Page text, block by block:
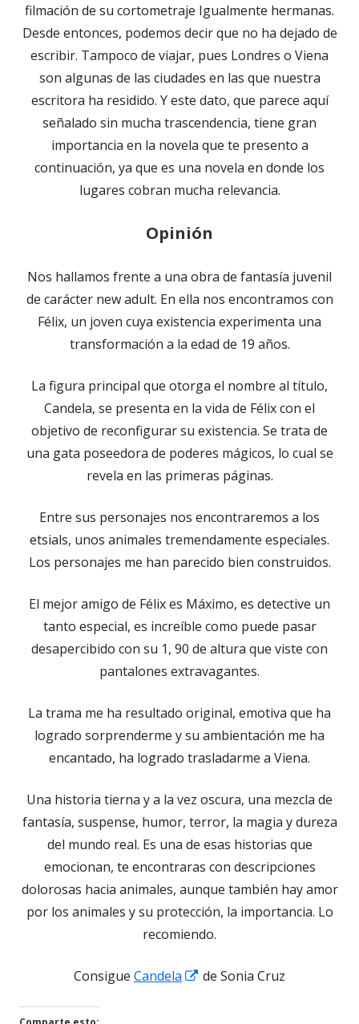
filmación de su cortometraje Igualmente hermanas.
Desde entonces, podemos decir que no ha dejado de
escribir. Tampoco de viajar, pues Londres o Viena
son algunas de las ciudades en las que nuestra
escritora ha residido. Y este dato, que parece aquí
señalado sin mucha trascendencia, tiene gran
importancia en la novela que te presento a
continuación, ya que es una novela en donde los
lugares cobran mucha relevancia.
Opinión
Nos hallamos frente a una obra de fantasía juvenil
de carácter new adult. En ella nos encontramos con
Félix, un joven cuya existencia experimenta una
transformación a la edad de 19 años.
La figura principal que otorga el nombre al título,
Candela, se presenta en la vida de Félix con el
objetivo de reconfigurar su existencia. Se trata de
una gata poseedora de poderes mágicos, lo cual se
revela en las primeras páginas.
Entre sus personajes nos encontraremos a los
etsials, unos animales tremendamente especiales.
Los personajes me han parecido bien construidos.
El mejor amigo de Félix es Máximo, es detective un
tanto especial, es increíble como puede pasar
desapercibido con su 1, 90 de altura que viste con
pantalones extravagantes.
La trama me ha resultado original, emotiva que ha
logrado sorprenderme y su ambientación me ha
encantado, ha logrado trasladarme a Viena.
Una historia tierna y a la vez oscura, una mezcla de
fantasía, suspense, humor, terror, la magia y dureza
del mundo real. Es una de esas historias que
emocionan, te encontraras con descripciones
dolorosas hacia animales, aunque también hay amor
por los animales y su protección, la importancia. Lo
recomiendo.
Consigue Candela
Abrir
de Sonia Cruz